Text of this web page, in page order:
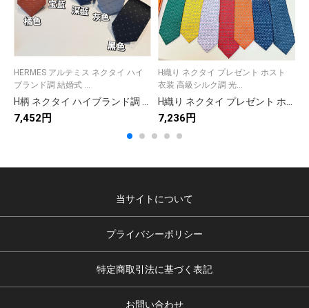
HERMES アルテミス ネクタイ ハイ
ブランド調 結婚式 ...
7,452円
H織り ネクタイ プレゼント ホスト
衣装 高級シルク調 光...
7,236円
当サイトについて
プライバシーポリシー
特定商取引法に基づく表記
お問い合わせ